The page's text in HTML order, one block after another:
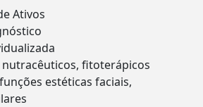
Ativos
nutracêuticos, fitoterápicos
estéticas faciais,